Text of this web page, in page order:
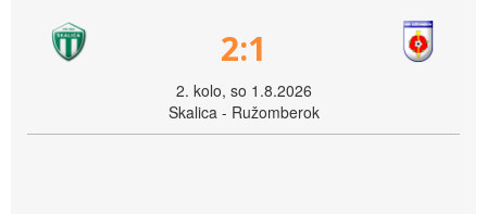
2:1
2. kolo, so 1.8.2026
Skalica - Ružomberok